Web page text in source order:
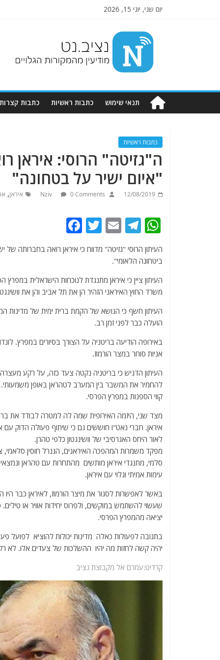
יום שני, יוני 15, 2026
Nziv.net
מודיעין
מהמקורות
תנאי שימוש כתבות ראשיות כתבות קצרות
כתבות ראשיות
ה"גזיטה" הרוסי: איראן
"איום ישיר על בטחונה"
12/08/2019
Nziv 0 Comments איראן,
W
at
s
A
p
p
T
e
g
ra
m
E
ai
l
T
itt
er
c
e
b
o
o
k
העיתון הרוסי "גזיטה" מדווח כי איראן רואה
ביטחונה הלאומי".
העיתון ציין כי איראן מתנגדת לנוכחות הישראלית
משרד החוץ האיראני הזהיר הן את תל אביב והן את
העיתון חשף כי הנושא של הקמת ברית ימית של מדינות
הועלה כבר לפני זמן רב.
באירופה הודיעה בריטניה על הצורך בסיורים במפרץ.
אניות סוחר במצר הורמוז.
העיתון הדגיש כי בריטניה נקטה צעד כזה, על רקע
להחמיר את המשבר בין המערב לטהראן באופן משמעותי.
קווי הספנות במפרץ הפרסי.
מצד שני, היזמה האירופית שמה לה למטרה לבודד את
איראן. חברי נאט"ו חוששים גם כי שיתוף פעולה הדוק
לאור היחס האגרסיבי של וושינגטון כלפי טהרן.
מפקד משמרות המהפכה האיראנים, הגנרל חוסין סלאמי,
סלמי, מתנגדי איראן מותשים מהתחרות עם טהראן
עימות אמיתי וגלוי עם איראן.
באשר לאפשרות לסגור את מיצר הורמוז, לאיראן כבר היו
שעשוי להשתמש במוקשים, ולפרוס יחידות אוויר או
יציאה מהמפרץ הפרסי.
בתגובה לפעולות כאלה מדינות יכולות להוציא לפועל
יהיה קשה לחזות מה יהיו ההשלכות של צעדים אלו. לא
קרדיט:עמרם אל מקבוצת נציב